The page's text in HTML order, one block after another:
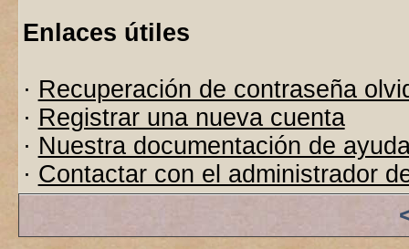
Enlaces útiles
· Recuperación de contraseña
· Registrar una nueva cuenta
· Nuestra documentación de
· Contactar con el administrador